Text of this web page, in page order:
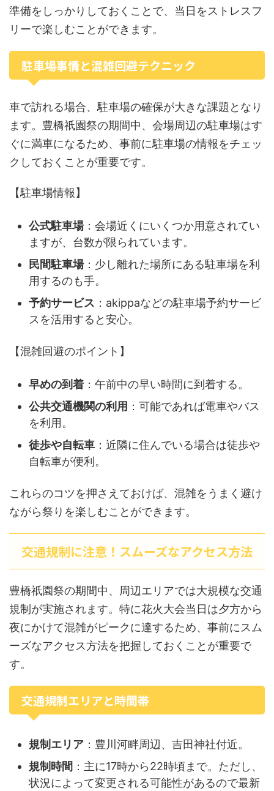
準備をしっかりしておくことで、当日をストレスフ
リーで楽しむことができます。
駐車場事情と混雑回避テクニック
車で訪れる場合、駐車場の確保が大きな課題となり
ます。豊橋祇園祭の期間中、会場周辺の駐車場はす
ぐに満車になるため、事前に駐車場の情報をチェッ
クしておくことが重要です。
【駐車場情報】
公式駐車場：会場近くにいくつか用意されてい
ますが、台数が限られています。
民間駐車場：少し離れた場所にある駐車場を利
用するのも手。
予約サービス ：akippaなどの駐車場予約サービ
スを活用すると安心。
【混雑回避のポイント】
早めの到着 ：午前中の早い時間に到着する。
公共交通機関の利用 ：可能であれば電車やバス
を利用。
徒歩や自転車 ：近隣に住んでいる場合は徒歩や
自転車が便利。
これらのコツを押さえておけば、混雑をうまく避け
ながら祭りを楽しむことができます。
交通規制に注意！スムーズなアクセス方法
豊橋祇園祭の期間中、周辺エリアでは大規模な交通
規制が実施されます。特に花火大会当日は夕方から
夜にかけて混雑がピークに達するため、事前にスム
ーズなアクセス方法を把握しておくことが重要で
す。
交通規制エリアと時間帯
規制エリア ：豊川河畔周辺、吉田神社付近。
規制時間 ：主に17時から22時頃まで。ただし、
状況によって変更される可能性があるので最新